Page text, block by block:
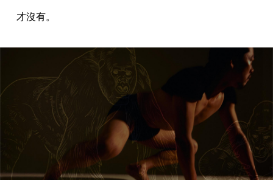
才沒有。